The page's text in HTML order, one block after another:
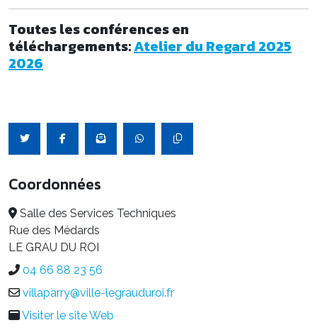
Toutes les conférences en
téléchargements:Atelier du Regard 2025
2026
Coordonnées
Salle des Services Techniques
Rue des Médards
LE GRAU DU ROI
04 66 88 23 56
villaparry@ville-legrauduroi.fr
Visiter le site Web